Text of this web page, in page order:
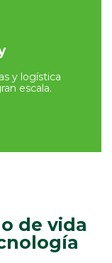
y logística
escala.
de vida